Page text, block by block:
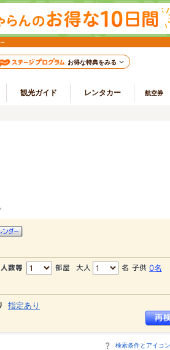
お得な特典をみる
観光ガイド レンタカー 航空券
0名
指定あり
検索条件とアイコ